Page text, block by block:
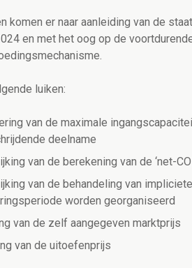
komen er naar aanleiding van de
en met het oog op de
luiken:
van de maximale
deelname
van de berekening van de ‘net-
van de behandeling van
worden georganiseerd
van de zelf aangegeven marktprijs
van de uitoefenprijs